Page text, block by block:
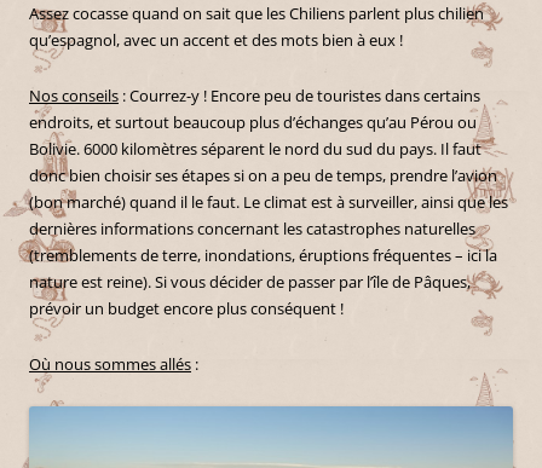
Assez cocasse quand on sait que les Chiliens parlent plus chilien
qu’espagnol, avec un accent et des mots bien à eux !
Nos conseils : Courrez-y ! Encore peu de touristes dans certains
endroits, et surtout beaucoup plus d’échanges qu’au Pérou ou
Bolivie. 6000 kilomètres séparent le nord du sud du pays. Il faut
donc bien choisir ses étapes si on a peu de temps, prendre l’avion
(bon marché) quand il le faut. Le climat est à surveiller, ainsi que les
dernières informations concernant les catastrophes naturelles
(tremblements de terre, inondations, éruptions fréquentes – ici la
nature est reine). Si vous décider de passer par l’île de Pâques,
prévoir un budget encore plus conséquent !
Où nous sommes allés :